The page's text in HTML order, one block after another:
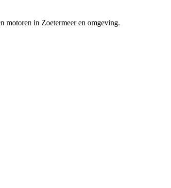
motoren in Zoetermeer en omgeving.